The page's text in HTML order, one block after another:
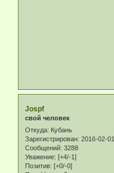
Jospf
свой человек
Откуда: Кубань
Зарегистрирован: 2016-02-01
Сообщений: 3288
Уважение: [+4/-1]
Позитив: [+0/-0]